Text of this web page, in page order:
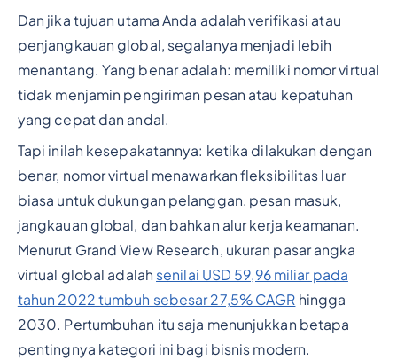
Dan jika tujuan utama Anda adalah verifikasi atau
penjangkauan global, segalanya menjadi lebih
menantang. Yang benar adalah: memiliki nomor virtual
tidak menjamin pengiriman pesan atau kepatuhan
yang cepat dan andal.
Tapi inilah kesepakatannya: ketika dilakukan dengan
benar, nomor virtual menawarkan fleksibilitas luar
biasa untuk dukungan pelanggan, pesan masuk,
jangkauan global, dan bahkan alur kerja keamanan.
Menurut Grand View Research, ukuran pasar angka
virtual global adalah senilai USD 59,96 miliar pada
tahun 2022 tumbuh sebesar 27,5% CAGR hingga
2030. Pertumbuhan itu saja menunjukkan betapa
pentingnya kategori ini bagi bisnis modern.